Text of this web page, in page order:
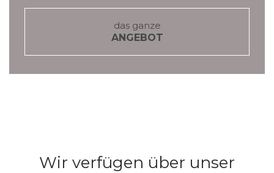
das ganze
ANGEBOT
Wir verfügen über unser